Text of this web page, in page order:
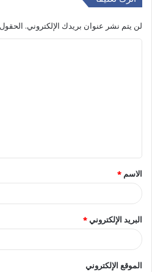
لن يتم نشر عنوان بريدك الإلكتروني. الحقول
ق
*
الاسم *
البريد الإلكتروني*
الموقع الإلكتروني